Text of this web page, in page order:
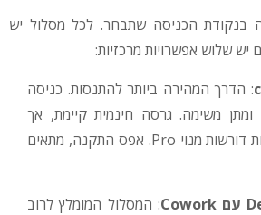
בנקודת הכניסה שתבחר. לכל מסלול יש
יש שלוש אפשרויות מרכזיות:
: הדרך המהירה ביותר להתנסות. כניסה
משימה. גרסה חינמית קיימת, אך
יכולות הביצוע המלאות דורשות מנוי Pro. אפס התקנה, מתאים
: המסלול המומלץ לרוב